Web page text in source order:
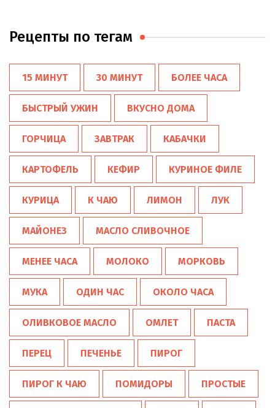
Рецепты по тегам
15 МИНУТ 30 МИНУТ БОЛЕЕ ЧАСА
БЫСТРЫЙ УЖИН ВКУСНО ДОМА
ГОРЧИЦА ЗАВТРАК КАБАЧКИ
КАРТОФЕЛЬ КЕФИР КУРИНОЕ ФИЛЕ
КУРИЦА К ЧАЮ ЛИМОН ЛУК
МАЙОНЕЗ МАСЛО СЛИВОЧНОЕ
МЕНЕЕ ЧАСА МОЛОКО МОРКОВЬ
МУКА ОДИН ЧАС ОКОЛО ЧАСА
ОЛИВКОВОЕ МАСЛО ОМЛЕТ ПАСТА
ПЕРЕЦ ПЕЧЕНЬЕ ПИРОГ
ПИРОГ К ЧАЮ ПОМИДОРЫ ПРОСТЫЕ